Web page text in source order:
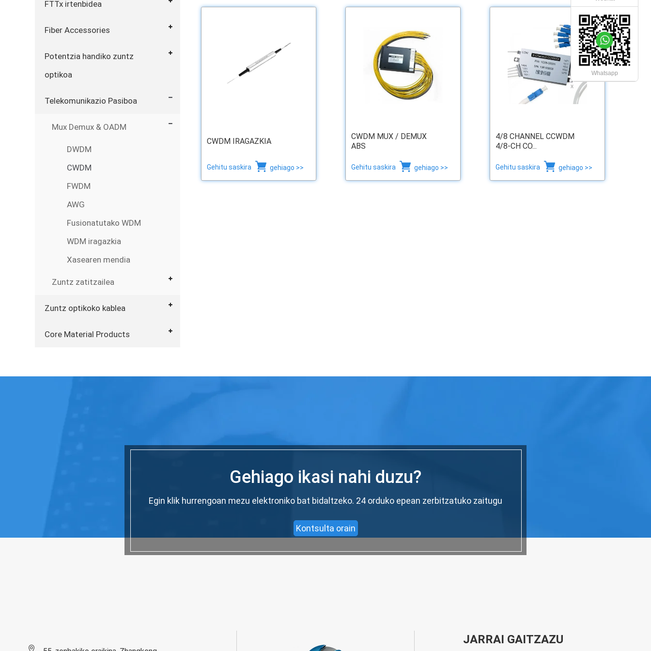
FTTx irtenbidea
Fiber Accessories
Potentzia handiko zuntz
optikoa
Telekomunikazio Pasiboa
Mux Demux & OADM
DWDM
CWDM
FWDM
AWG
Fusionatutako WDM
WDM iragazkia
Xasearen mendia
Zuntz zatitzailea
Zuntz optikoko kablea
Core Material Products
CWDM IRAGAZKIA
Gehitu saskira gehiago >>
CWDM MUX / DEMUX
ABS
Gehitu saskira gehiago >>
4/8 CHANNEL CCWDM
4/8-CH CO...
Gehitu saskira gehiago >>
Gehiago ikasi nahi duzu?
Egin klik hurrengoan mezu elektroniko bat bidaltzeko. 24 orduko epean zerbitzatuko zaitugu
Kontsulta orain
JARRAI GAITZAZU
Whatsapp
x